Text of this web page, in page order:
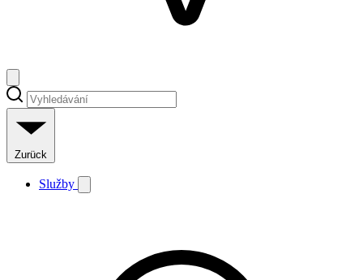
Zurück
Služby